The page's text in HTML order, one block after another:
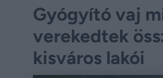
Gyógyító vaj
verekedtek
kisváros lakói